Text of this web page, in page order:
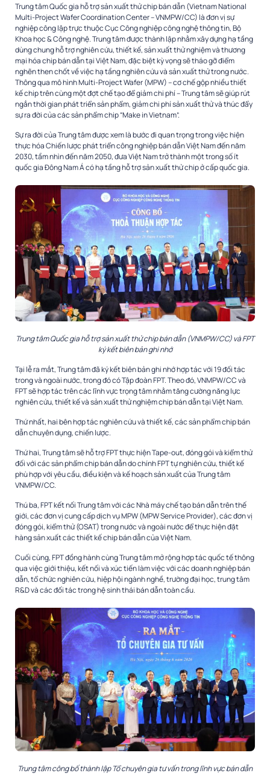
Trung tâm Quốc gia hỗ trợ sản xuất thử chip bán dẫn (Vietnam National
Multi-Project Wafer Coordination Center – VNMPW/CC) là đơn vị sự
nghiệp công lập trực thuộc Cục Công nghiệp công nghệ thông tin, Bộ
Khoa học & Công nghệ. Trung tâm được thành lập nhằm xây dựng hạ tầng
dùng chung hỗ trợ nghiên cứu, thiết kế, sản xuất thử nghiệm và thương
mại hóa chip bán dẫn tại Việt Nam, đặc biệt kỳ vọng sẽ tháo gỡ điểm
nghẽn then chốt về việc hạ tầng nghiên cứu và sản xuất thử trong nước.
Thông qua mô hình Multi-Project Wafer (MPW) – cơ chế gộp nhiều thiết
kế chip trên cùng một đợt chế tạo để giảm chi phí – Trung tâm sẽ giúp rút
ngắn thời gian phát triển sản phẩm, giảm chi phí sản xuất thử và thúc đẩy
sự ra đời của các sản phẩm chip “Make in Vietnam”.
Sự ra đời của Trung tâm được xem là bước đi quan trọng trong việc hiện
thực hóa Chiến lược phát triển công nghiệp bán dẫn Việt Nam đến năm
2030, tầm nhìn đến năm 2050, đưa Việt Nam trở thành một trong số ít
quốc gia Đông Nam Á có hạ tầng hỗ trợ sản xuất thử chip ở cấp quốc gia.
Trung tâm Quốc gia hỗ trợ sản xuất thử chip bán dẫn (VNMPW/CC) và FPT
ký kết biên bản ghi nhớ
Tại lễ ra mắt, Trung tâm đã ký kết biên bản ghi nhớ hợp tác với 19 đối tác
trong và ngoài nước, trong đó có Tập đoàn FPT. Theo đó, VNMPW/CC và
FPT sẽ hợp tác trên các lĩnh vực trọng tâm nhằm tăng cường năng lực
nghiên cứu, thiết kế và sản xuất thử nghiệm chip bán dẫn tại Việt Nam.
Thứ nhất, hai bên hợp tác nghiên cứu và thiết kế, các sản phẩm chip bán
dẫn chuyên dụng, chiến lược.
Thứ hai, Trung tâm sẽ hỗ trợ FPT thực hiện Tape-out, đóng gói và kiểm thử
đối với các sản phẩm chip bán dẫn do chính FPT tự nghiên cứu, thiết kế
phù hợp với yêu cầu, điều kiện và kế hoạch sản xuất của Trung tâm
VNMPW/CC.
Thú ba, FPT kết nối Trung tâm với các Nhà máy chế tạo bán dẫn trên thế
giới, các đơn vị cung cấp dịch vụ MPW (MPW Service Provider), các đơn vị
đóng gói, kiểm thử (OSAT) trong nước và ngoài nước để thực hiện đặt
hàng sản xuất các thiết kế chip bán dẫn của Việt Nam.
Cuối cùng, FPT đồng hành cùng Trung tâm mở rộng hợp tác quốc tế thông
qua việc giới thiệu, kết nối và xúc tiến làm việc với các doanh nghiệp bán
dẫn, tổ chức nghiên cứu, hiệp hội ngành nghề, trường đại học, trung tâm
R&D và các đối tác trong hệ sinh thái bán dẫn toàn cầu.
Trung tâm công bố thành lập Tổ chuyên gia tư vấn trong lĩnh vực bán dẫn